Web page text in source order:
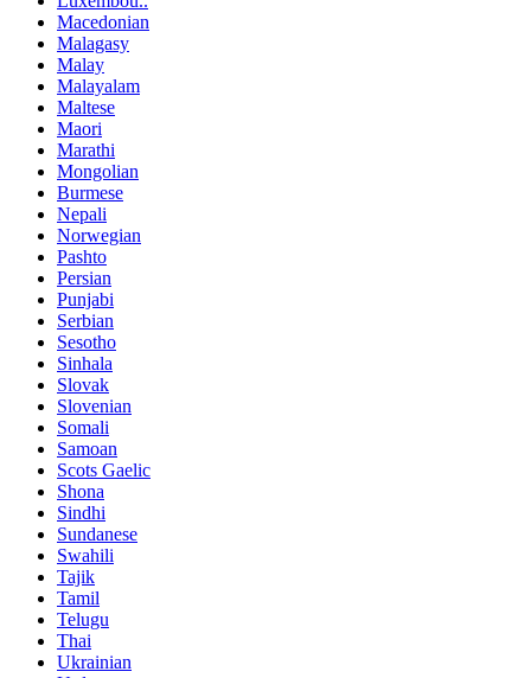
Macedonian
Malagasy
Malay
Malayalam
Maltese
Maori
Marathi
Mongolian
Burmese
Nepali
Norwegian
Pashto
Persian
Punjabi
Serbian
Sesotho
Sinhala
Slovak
Slovenian
Somali
Samoan
Scots Gaelic
Shona
Sindhi
Sundanese
Swahili
Tajik
Tamil
Telugu
Thai
Ukrainian